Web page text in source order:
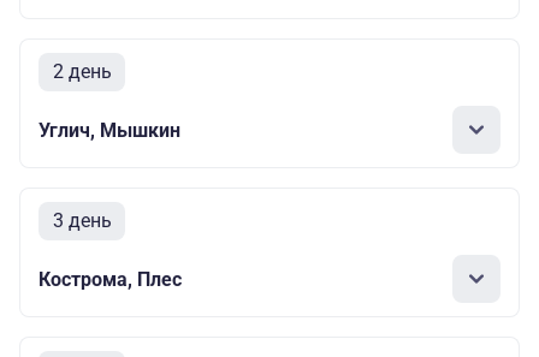
2 день
Углич, Мышкин
3 день
Кострома, Плес